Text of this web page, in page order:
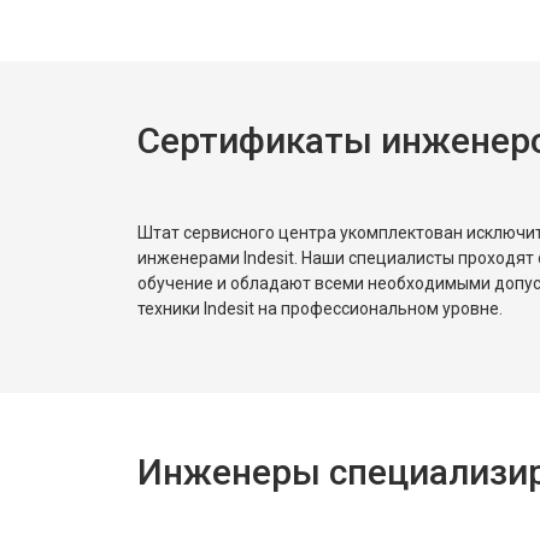
Замена платы сенсорного
Замена панели управления
Замена ТЭН
Сертификаты
Штат сервисного центра укомплектован
инженерами Indesit. Наши специалисты проходят
обучение и обладают всеми необходимыми
техники Indesit на профессиональном уровне.
Инженеры